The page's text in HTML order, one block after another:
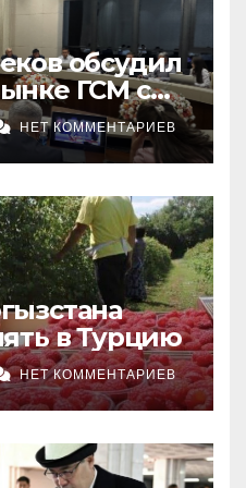
обсудил
ГСМ с
НЕТ КОММЕНТАРИЕВ
в Турцию
НЕТ КОММЕНТАРИЕВ